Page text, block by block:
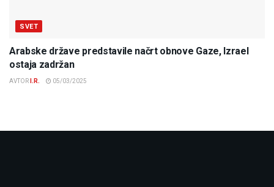
SVET
Arabske države predstavile načrt obnove Gaze, Izrael
ostaja zadržan
AVTOR I.R. 05/03/2025